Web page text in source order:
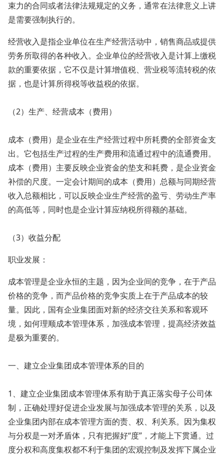
束力的合同或者法律法规规定的义务，通常在法律意义上讲
是需要强制执行的。
经营收入是指企业单位在生产经营活动中，销售商品或提供
劳务所取得的各种收入。企业单位的经营收入是计算上缴税
款的重要依据，它不仅是计算增值税、营业税等流转税的依
据，也是计算所得税等收益税的依据。
（2）生产、经营成本（费用）
成本（费用）是企业在生产经营过程中所耗费的全部资金支
出。它包括生产过程的生产费用和流通过程中的流通费用。
成本（费用）主要反映企业资金的垫支和耗费，是企业资金
补偿的尺度。一定会计期间的成本（费用）总额与同期经营
收入总额相比，可以反映企业生产经营的盈亏、劳动生产率
的高低等，同时也是企业计算应纳税所得额的基础。
（3）收益分配
职业发展：
成本管理是企业永恒的主题，因为企业间的竞争，在于产品
价格的竞争，而产品价格的竞争实质上在于产品成本的较
量。因此，国有企业集团面对新的经济交往关系和客观环
境，如何理顺成本管理体系，加强成本管理，提高经济效益
是极为重要的。
一、建立企业集团成本管理体系的目的
1、建立企业集团成本管理体系有助于真正落实母子公司体
制，正确处理好促进企业发展与加强成本管理的关系，以及
企业集团内部在成本管理方面的责、权、利关系。因为集权
与分权是一对矛盾体，只有把握好“度”，才能上下贯通。过
度分权和高度集权都不利于集团的宏观控制及发挥下属企业